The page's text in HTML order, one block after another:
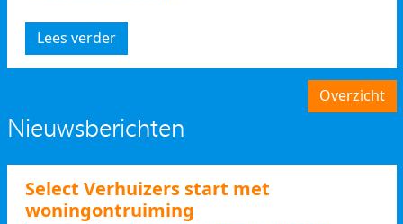
Lees verder
Overzicht
Nieuwsberichten
Select Verhuizers start met
woningontruiming